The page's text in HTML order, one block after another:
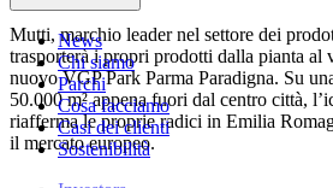
News
Chi siamo
Parchi
Cosa facciamo
Casi dei clienti
Sostenibilità
Mutti, marchio leader nel settore dei
trasporterà i propri prodotti dalla pianta al
nuovo VGP Park Parma Paradigna. Su
50.000 m² appena fuori dal centro città,
riafferma le proprie radici in Emilia
il mercato europeo.